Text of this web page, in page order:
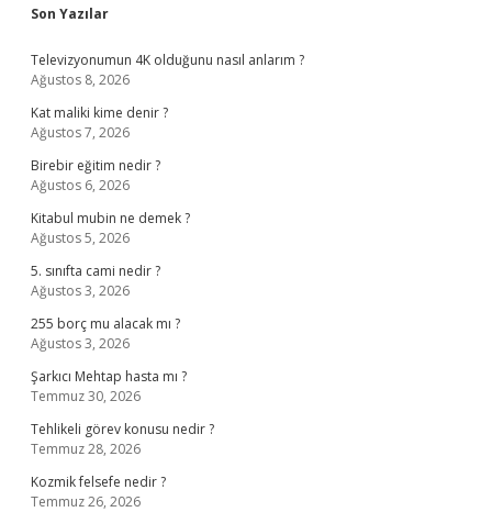
Sidebar
Son Yazılar
Televizyonumun 4K olduğunu nasıl anlarım ?
Ağustos 8, 2026
Kat maliki kime denir ?
Ağustos 7, 2026
Birebir eğitim nedir ?
Ağustos 6, 2026
Kitabul mubin ne demek ?
Ağustos 5, 2026
5. sınıfta cami nedir ?
Ağustos 3, 2026
255 borç mu alacak mı ?
Ağustos 3, 2026
Şarkıcı Mehtap hasta mı ?
Temmuz 30, 2026
Tehlikeli görev konusu nedir ?
Temmuz 28, 2026
Kozmik felsefe nedir ?
Temmuz 26, 2026